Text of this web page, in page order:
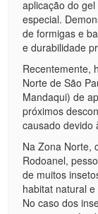
aplicação do
especial.
de formigas e
e durabilidade
Recentemente,
Norte de São
Mandaqui) de
próximos
causado devido
Na Zona Norte,
Rodoanel,
de muitos
habitat natural
No caso dos